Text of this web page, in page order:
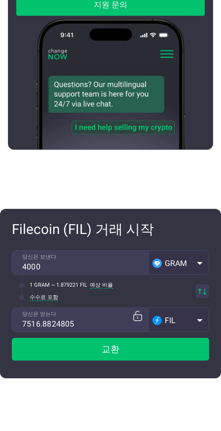
지원 문의
Filecoin (FIL) 거래 시작
당신은 보낸다
GRAM
1 GRAM ~ 1.879221 FIL 예상 비율
수수료 포함
당신은 얻는다
FIL
교환